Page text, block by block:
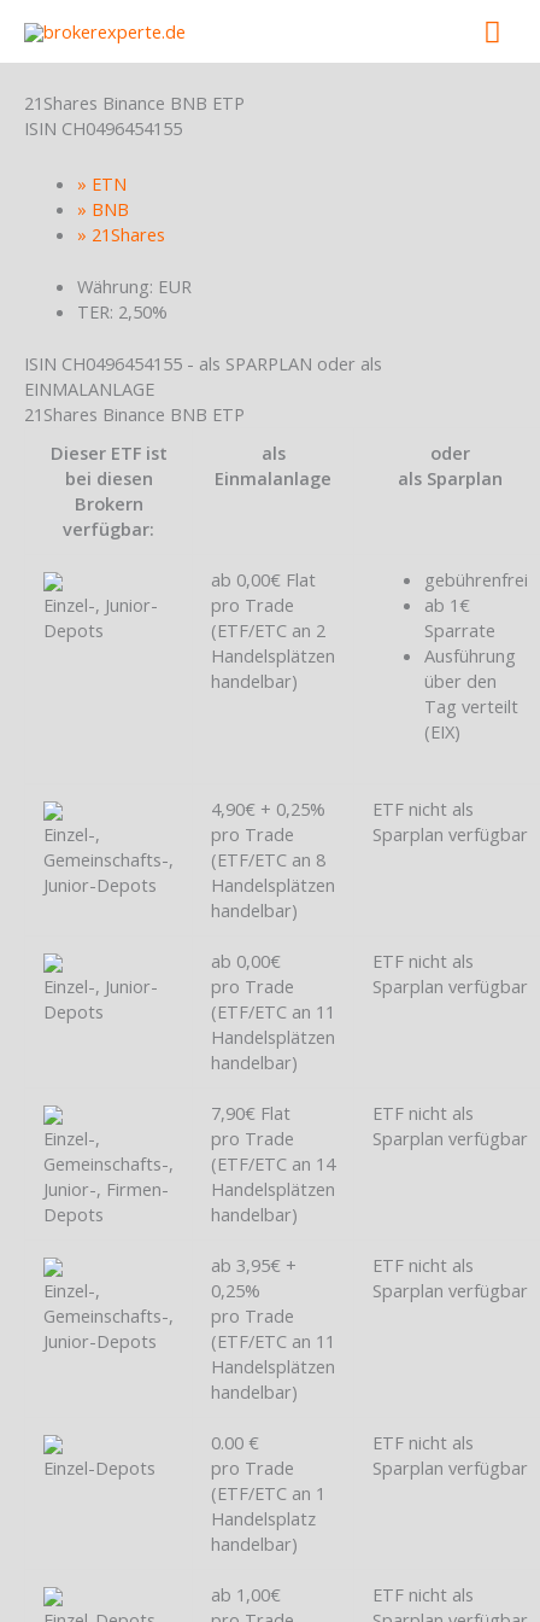
content
21Shares Binance BNB ETP
ISIN CH0496454155
» ETN
» BNB
» 21Shares
Währung: EUR
TER: 2,50%
ISIN CH0496454155 - als SPARPLAN oder als
EINMALANLAGE
21Shares Binance BNB ETP
Dieser ETF ist
bei diesen
Brokern
verfügbar:
als
Einmalanlage
oder
als Sparplan
Einzel-, Junior-
Depots
ab 0,00€ Flat
pro Trade
(ETF/ETC an 2
Handelsplätzen
handelbar)
gebührenfrei
ab 1€
Sparrate
Ausführung
über den
Tag verteilt
(EIX)
Einzel-,
Gemeinschafts-,
Junior-Depots
4,90€ + 0,25%
pro Trade
(ETF/ETC an 8
Handelsplätzen
handelbar)
ETF nicht als
Sparplan verfügbar
Einzel-, Junior-
Depots
ab 0,00€
pro Trade
(ETF/ETC an 11
Handelsplätzen
handelbar)
ETF nicht als
Sparplan verfügbar
Einzel-,
Gemeinschafts-,
Junior-, Firmen-
Depots
7,90€ Flat
pro Trade
(ETF/ETC an 14
Handelsplätzen
handelbar)
ETF nicht als
Sparplan verfügbar
Einzel-,
Gemeinschafts-,
Junior-Depots
ab 3,95€ +
0,25%
pro Trade
(ETF/ETC an 11
Handelsplätzen
handelbar)
ETF nicht als
Sparplan verfügbar
Einzel-Depots
0.00 €
pro Trade
(ETF/ETC an 1
Handelsplatz
handelbar)
ETF nicht als
Sparplan verfügbar
ab 1,00€
ETF nicht als